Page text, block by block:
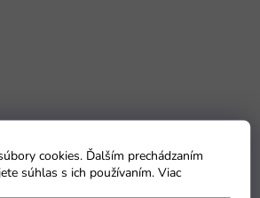
cookies. Ďalším prechádzaním
súhlas s ich používaním. Viac